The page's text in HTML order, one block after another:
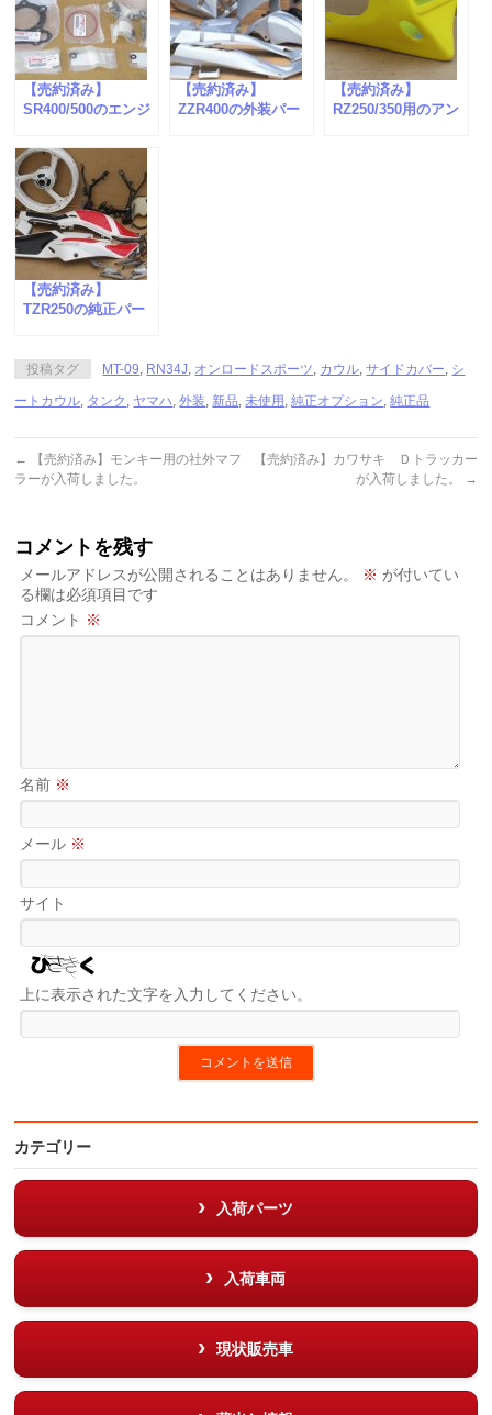
【売約済み】
SR400/500のエンジ
した。
【売約済み】
ZZR400の外装パー
【売約済み】
RZ250/350用のアン
【売約済み】
TZR250の純正パー
投稿タグ MT-09 RN34J オンロードスポーツ カウル ,サイドカバー シ
ートカウル タンク ヤマハ ,外装 新品 ,未使用 ,純正オプション ,純正品
←
【売約済み】モンキー用の社外マフ
ラーが入荷しました。
【売約済み】カワサキ Ｄトラッカー
が入荷しました。
→
コメントを残す
メールアドレスが公開されることはありません。 ※ が付いてい
る欄は必須項目です
コメント ※
名前 ※
メール ※
サイト
上に表示された文字を入力してください。
カテゴリー
入荷パーツ
入荷車両
現状販売車